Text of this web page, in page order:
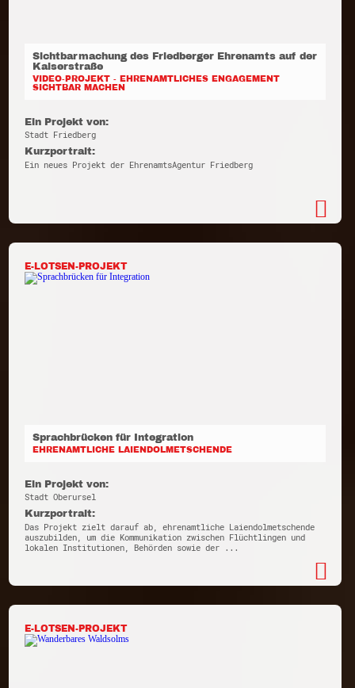
Sichtbarmachung des Friedberger Ehrenamts auf der
Kaiserstraße
VIDEO-PROJEKT - EHRENAMTLICHES ENGAGEMENT
SICHTBAR MACHEN
Ein Projekt von:
Stadt Friedberg
Kurzportrait:
Ein neues Projekt der EhrenamtsAgentur Friedberg
E-LOTSEN-PROJEKT
Sprachbrücken für Integration
EHRENAMTLICHE LAIENDOLMETSCHENDE
Ein Projekt von:
Stadt Oberursel
Kurzportrait:
Das Projekt zielt darauf ab, ehrenamtliche Laiendolmetschende
auszubilden, um die Kommunikation zwischen Flüchtlingen und
lokalen Institutionen, Behörden sowie der ...
E-LOTSEN-PROJEKT